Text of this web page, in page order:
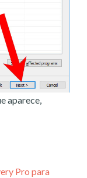
aparece,
Pro para